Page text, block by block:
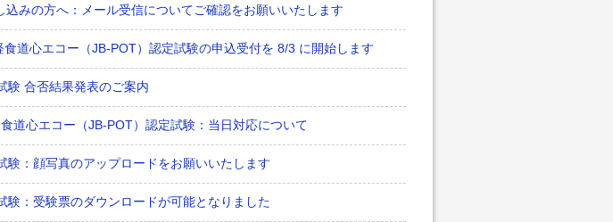
込みの方へ：メール受信についてご確認をお願いいたします
道心エコー（JB-POT）認定試験の申込受付を 8/3 に開始します
合否結果発表のご案内
道心エコー（JB-POT）認定試験：当日対応について
：顔写真のアップロードをお願いいたします
：受験票のダウンロードが可能となりました